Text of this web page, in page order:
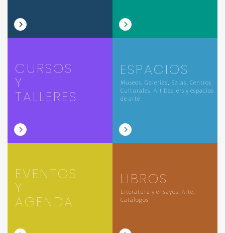
CURSOS
Y
TALLERES
ESPACIOS
Museos, Galerías, Salas, Centros
Culturales, Art Dealers y espacios
de arte
EVENTOS
Y
AGENDA
LIBROS
Literatura y ensayos, Arte,
Catálogos